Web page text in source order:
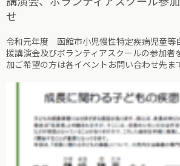
せ
令和元年度 函館市小児慢性特定疾病児童
援講演会及びボランティアスクールの参加
加ご希望の方は各イベントお問い合わせ先ま